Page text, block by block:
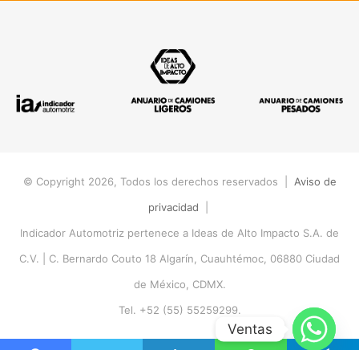
© Copyright 2026, Todos los derechos reservados | Aviso de
privacidad
Indicador Automotriz pertenece a Ideas de Alto Impacto S.A. de
C.V. | C. Bernardo Couto 18 Algarín, Cuauhtémoc, 06880 Ciudad
de México, CDMX.
Tel. +52 (55) 55259299.
Ventas